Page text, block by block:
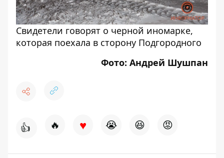
Свидетели говорят о черной иномарке,
которая поехала в сторону Подгородного
Фото: Андрей Шушпан
👍 🔥 ♥ 😭 😆 😡